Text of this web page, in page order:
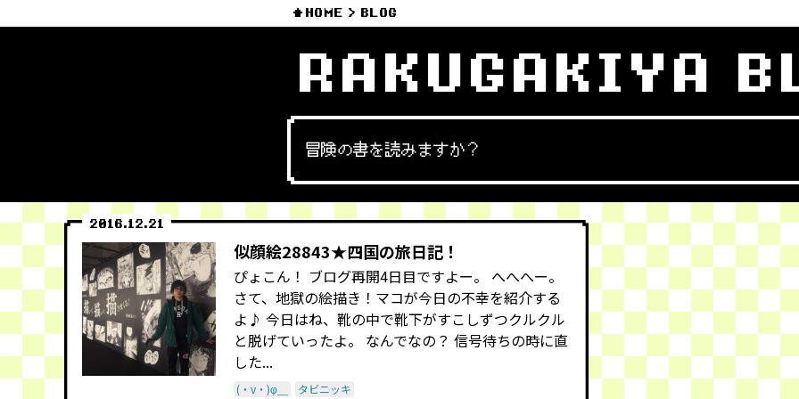
HOME BLOG
RAKUGAKIYA
冒険の書を読みますか？
2016.12.21
似顔絵28843★四国の旅日記！
ぴょこん！ ブログ再開4日目ですよー。 へへへー。
さて、地獄の絵描き！マコが今日の不幸を紹介する
よ♪ 今日はね、靴の中で靴下がすこしずつクルクル
と脱げていったよ。 なんでなの？ 信号待ちの時に直
した...
(・v・)φ＿ タビニッキ